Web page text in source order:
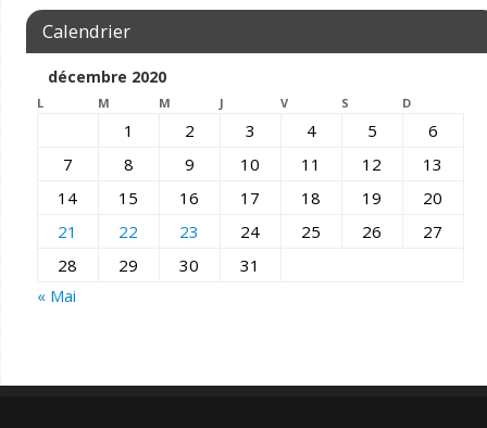
Calendrier
décembre 2020
L M M J V S D
1 2 3 4 5
6
7
8 9 10 11 12
13
14
15 16 17 18 19
20
21
22 23 24 25 26
27
28
29 30
31
« Mai